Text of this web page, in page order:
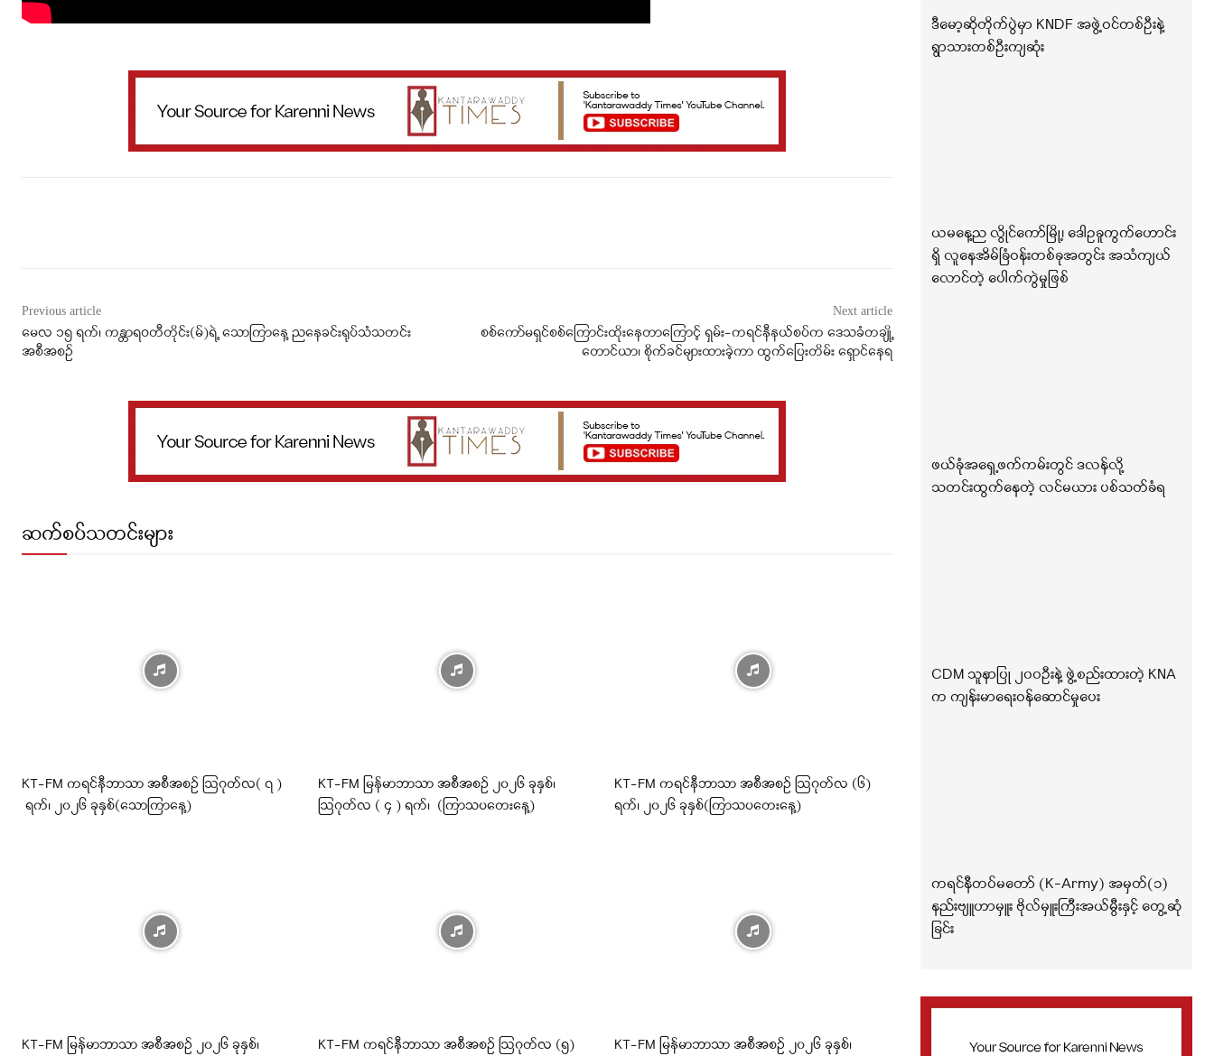
Previous article
မေလ ၁၅ ရက်၊ ကန္တာရဝတီတိုင်း(မ်)ရဲ့ သောကြာနေ့ ညနေခင်းရုပ်သံသတင်း
အစီအစဉ်
Next article
စစ်ကော်မရှင်စစ်ကြောင်းထိုး‌နေတာကြောင့် ရှမ်း-ကရင်နီနယ်စပ်က ဒေသခံတချို့
တောင်ယာ၊ စိုက်ခင်များထားခဲ့ကာ ထွက်ပြေးတိမ်း ရှောင်နေရ
ဆက်စပ်သတင်းများ
KT-FM ကရင်နီဘာသာ အစီအစဉ် ဩဂုတ်လ( ၇ )
ရက်၊ ၂၀၂၆ ခုနှစ်(သောကြာနေ့)
KT-FM မြန်မာဘာသာ အစီအစဉ် ၂၀၂၆ ခုနှစ်၊
ဩဂုတ်လ ( ၄ ) ရက်၊ (ကြာသပတေးနေ့)
KT-FM ကရင်နီဘာသာ အစီအစဉ် ဩဂုတ်လ (၆)
ရက်၊ ၂၀၂၆ ခုနှစ်(ကြာသပတေးနေ့)
KT-FM မြန်မာဘာသာ အစီအစဉ် ၂၀၂၆ ခုနှစ်၊
KT-FM ကရင်နီဘာသာ အစီအစဉ် ဩဂုတ်လ (၅)
KT-FM မြန်မာဘာသာ အစီအစဉ် ၂၀၂၆ ခုနှစ်၊
ဒီမော့ဆိုတိုက်ပွဲမှာ KNDF အဖွဲ့ဝင်တစ်ဦးနဲ့
ရွာသားတစ်ဦးကျဆုံး
ယမနေ့ည လွိုင်ကော်မြို့၊ ဒေါဥခူကွက်ဟောင်း
ရှိ လူနေအိမ်ခြံဝန်းတစ်ခုအတွင်း အသံကျယ်
လောင်တဲ့ ပေါက်ကွဲမှုဖြစ်
ဖယ်ခုံအရှေ့ဖက်ကမ်းတွင် ဒလန်လို့
သတင်းထွက်နေတဲ့ လင်မယား ပစ်သတ်ခံရ
CDM သူနာပြု ၂၀၀ဦးနဲ့ ဖွဲ့စည်းထားတဲ့ KNA
က ကျန်းမာရေးဝန်ဆောင်မှုပေး
ကရင်နီတပ်မတော် (K-Army) အမှတ်(၁)
နည်းဗျူဟာမှူး ဗိုလ်မှူးကြီးအယ်မွီးနှင့် တွေ့ဆုံ
ခြင်း